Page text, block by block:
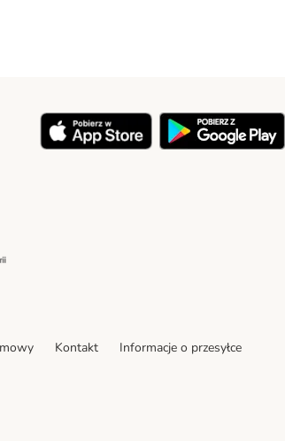
Kontakt
Informacje o przesyłce